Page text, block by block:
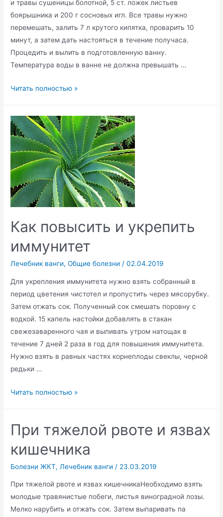
и травы сушеницы болотной, 5 ст. ложек листьев
боярышника и 200 г сосновых игл. Все травы нужно
перемешать, залить 7 л крутого кипятка, проварить 10
минут, а затем дать настояться в течение получаса.
Процедить и вылить в подготовленную ванну.
Температура воды в ванне не должна превышать …
Травы
ванны
Читать полностью »
Как повысить и укрепить
иммунитет
Лечебник ванги,Общие болезни /02.04.2019
Для укрепления иммунитета нужно взять собранный в
период цветения чистотел и пропустить через мясорубку.
Затем отжать сок. Полученный сок смешать поровну с
водкой. 15 капель настойки добавлять в стакан
свежезаваренного чая и выпивать утром натощак в
течение 7 дней 2 раза в год для повышения иммунитета.
Нужно взять в равных частях корнеплоды свеклы, черной
редьки …
Как
укрепить
Читать полностью »
При тяжелой рвоте и язвах
кишечника
Болезни ЖКТ, Лечебник ванги / 23.03.2019
При тяжелой рвоте и язвах кишечникаНеобходимо взять
молодые травянистые побеги, листья виноградной лозы.
Мелко нарубить и отжать сок. Затем выпаривать па